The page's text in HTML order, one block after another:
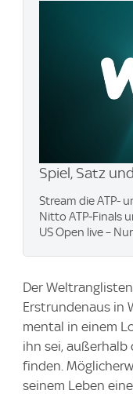
Spiel, Satz
Stream die ATP-
Nitto ATP-Finals
US Open live –
Der
Erstrundenaus in
mental in einem
ihn sei, außerhalb
finden.
seinem Leben